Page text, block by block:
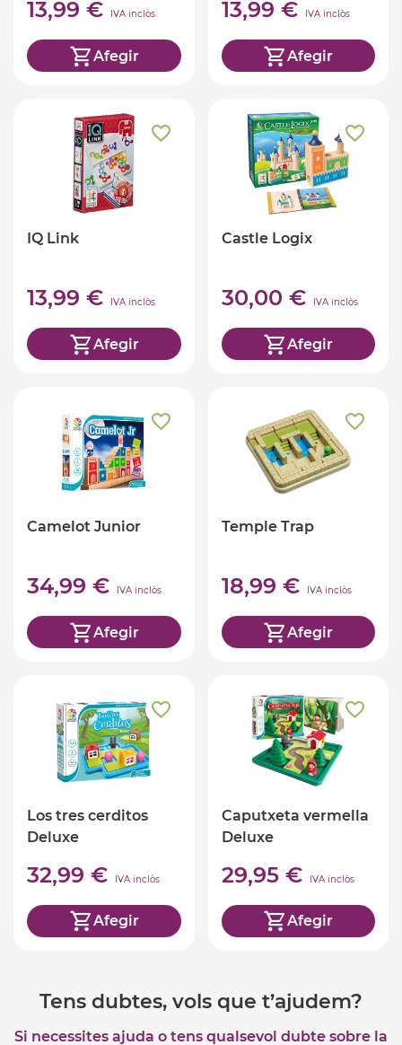
13,99 € IVA inclòs
Afegir
13,99 € IVA inclòs
Afegir
IQ Link
13,99 € IVA inclòs
Afegir
Castle Logix
30,00 € IVA inclòs
Afegir
Camelot Junior
34,99 € IVA inclòs
Afegir
Temple Trap
18,99 € IVA inclòs
Afegir
Los tres cerditos
Deluxe
32,99 € IVA inclòs
Afegir
Caputxeta vermella
Deluxe
29,95 € IVA inclòs
Afegir
Tens dubtes, vols que t’ajudem?
Si necessites ajuda o tens qualsevol dubte sobre la